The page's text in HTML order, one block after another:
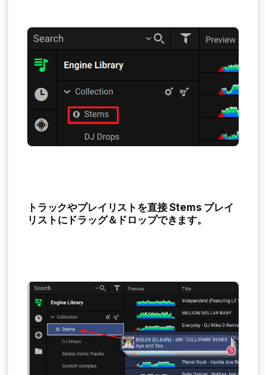
トラックやプレイリストを直接Stems プレイ
リスト にドラッグ＆ドロップできます。